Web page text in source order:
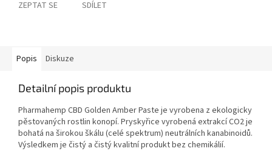
ZEPTAT SE SDÍLET
Popis Diskuze
Detailní popis produktu
Pharmahemp CBD Golden Amber Paste je vyrobena z ekologicky
pěstovaných rostlin konopí. Pryskyřice vyrobená extrakcí CO2 je
bohatá na širokou škálu (celé spektrum) neutrálních kanabinoidů.
Výsledkem je čistý a čistý kvalitní produkt bez chemikálií.